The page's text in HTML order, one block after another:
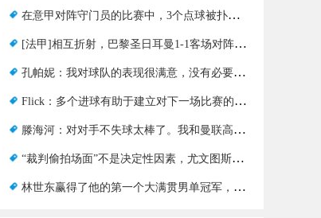
在意甲对阵守门员的比赛中，3个点球被扑出，AC米兰以1比2战胜佛罗伦萨
[法甲]相互折射，巴黎圣日耳曼1-1客场对阵尼斯，在法甲联赛中跌至第二位
孔帕妮：我对球队的表现很满意，没有必要做大的改变
Flick：多个进球有助于建立对下一场比赛的信心
滕海河：对对手不失球太棒了。我和曼联高管都同意
“裁判偷拍场面”不是决定性因素，尤文图斯后悔平局，仍要自责
林世东赢得了他的第一个大满贯男单冠军，马龙进入了决赛，这已经是一个成功了